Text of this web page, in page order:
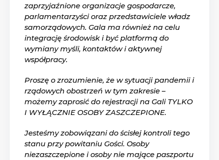
zaprzyjaźnione organizacje gospodarcze,
parlamentarzyści oraz przedstawiciele władz
samorządowych. Gala ma również na celu
integrację środowisk i być platformą do
wymiany myśli, kontaktów i aktywnej
współpracy.
Proszę o zrozumienie, że w sytuacji pandemii i
rządowych obostrzeń w tym zakresie –
możemy zaprosić do rejestracji na Gali TYLKO
I WYŁĄCZNIE OSOBY ZASZCZEPIONE.
Jesteśmy zobowiązani do ścisłej kontroli tego
stanu przy powitaniu Gości. Osoby
niezaszczepione i osoby nie mające paszportu